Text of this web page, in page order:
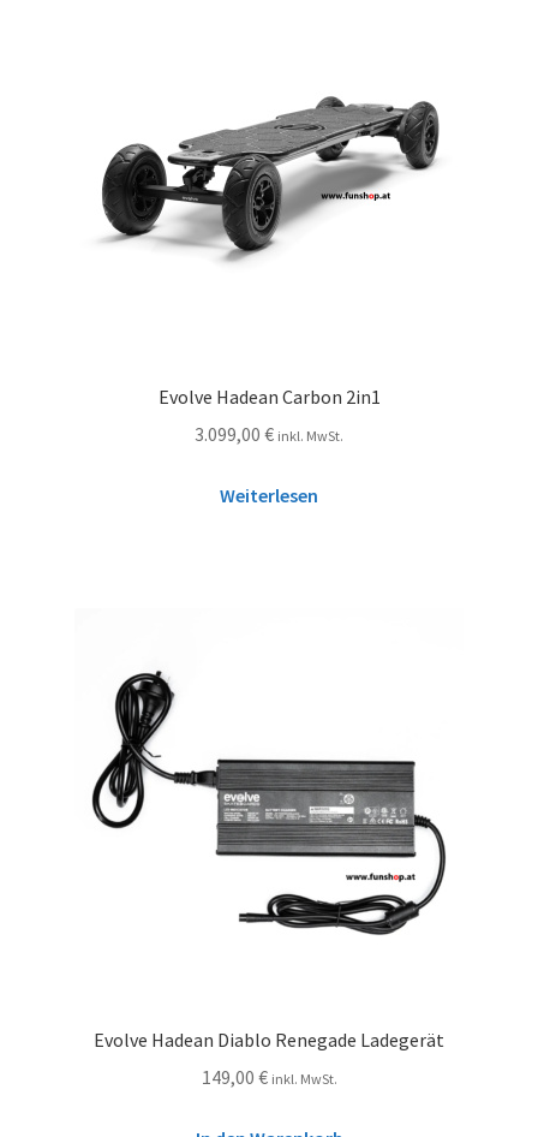
Evolve Hadean Carbon 2in1
3.099,00 € inkl. MwSt.
Weiterlesen
Evolve Hadean Diablo Renegade Ladegerät
149,00 € inkl. MwSt.